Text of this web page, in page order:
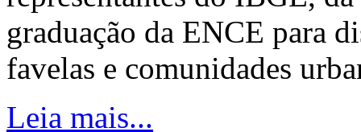
graduação da ENCE para
favelas e comunidades
Leia mais...